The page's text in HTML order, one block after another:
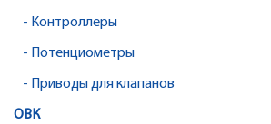
- Контроллеры
- Потенциометры
- Приводы для клапанов
ОВК